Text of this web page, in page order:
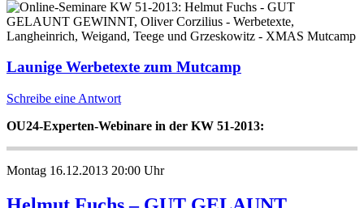
Launige Werbetexte zum Mutcamp
Schreibe eine Antwort
OU24-Experten-Webinare in der KW 51-2013:
Montag 16.12.2013 20:00 Uhr